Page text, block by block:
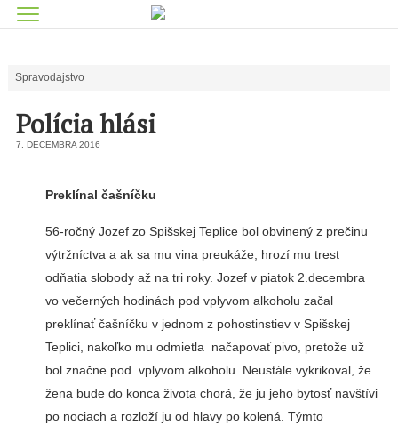
Spravodajstvo
Polícia hlási
7. DECEMBRA 2016
Preklínal čašníčku
56-ročný Jozef zo Spišskej Teplice bol obvinený z prečinu
výtržníctva a ak sa mu vina preukáže, hrozí mu trest
odňatia slobody až na tri roky. Jozef v piatok 2.decembra
vo večerných hodinách pod vplyvom alkoholu začal
preklínať čašníčku v jednom z pohostinstiev v Spišskej
Teplici, nakoľko mu odmietla načapovať pivo, pretože už
bol značne pod vplyvom alkoholu. Neustále vykrikoval, že
žena bude do konca života chorá, že ju jeho bytosť navštívi
po nociach a rozloží ju od hlavy po kolená. Týmto